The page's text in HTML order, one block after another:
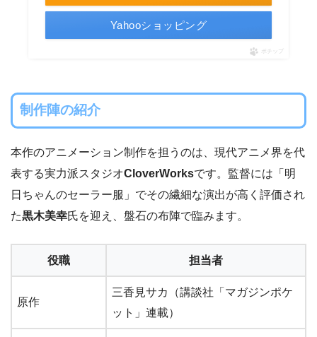
Yahooショッピング
ポチップ
制作陣の紹介
本作のアニメーション制作を担うのは、現代アニメ界を代
表する実力派スタジオCloverWorksです。監督には「明
日ちゃんのセーラー服」でその繊細な演出が高く評価され
た黒木美幸氏を迎え、盤石の布陣で臨みます。
役職 担当者
原作
三香見サカ（講談社「マガジンポケ
ット」連載）